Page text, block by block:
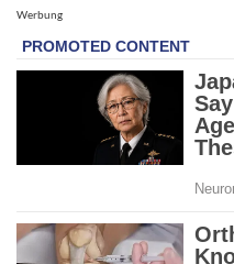
Werbung